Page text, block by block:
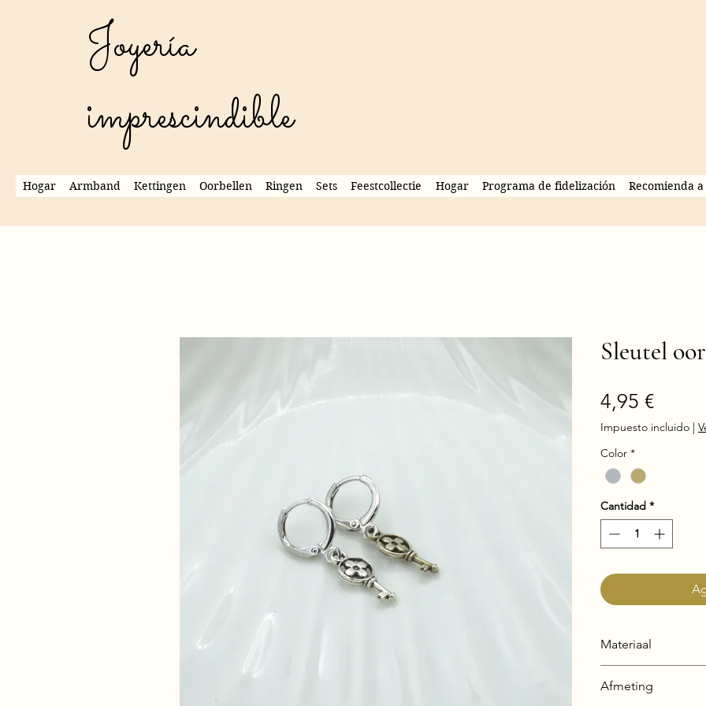
Joyería
imprescindible
Hogar Armband Kettingen Oorbellen Ringen Sets Feestcollectie Hogar Programa de fidelización Recomienda
Sleutel
4,95 €Precio
Impuesto incluido |
Color *
Cantidad *
Materiaal
materiaal).
Afmeting